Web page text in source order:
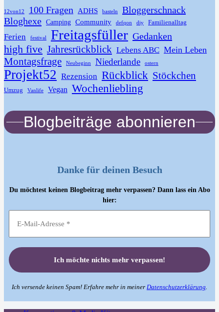
12von12 100 Fragen ADHS basteln
Bloggerschnack
Bloghexe Camping Community defqon diy Familienalltag
Ferien festival Freitagsfüller Gedanken
high five Jahresrückblick Lebens ABC Mein Leben
Montagsfrage Neubeginn Niederlande ostern
Projekt52 Rezension Rückblick Stöckchen
Umzug Vanlife Vegan Wochenliebling
Blogbeiträge abonnieren
Danke für deinen Besuch
Du möchtest keinen Blogbeitrag mehr verpassen? Dann lass ein Abo
hier:
Ich versende keinen Spam! Erfahre mehr in meiner Datenschutzerklärung.